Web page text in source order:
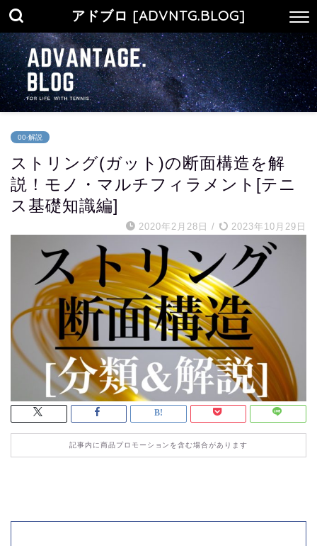
アドブロ [ADVNTG.BLOG]
00-解説
ストリング(ガット)の断面構造を解
説！モノ・マルチフィラメント[テニ
ス基礎知識編]
2020年2月28日 / 2023年10月29日
記事内に商品プロモーションを含む場合があります